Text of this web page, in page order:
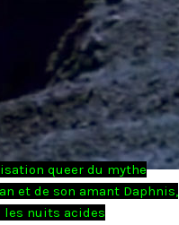
queer du mythe
et de son amant Daphnis,
les nuits acides